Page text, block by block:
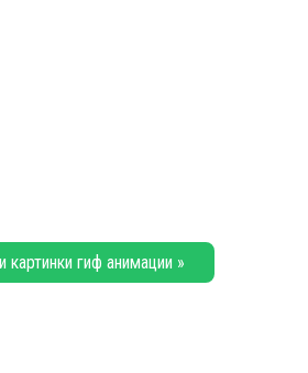
картинки гиф анимации »